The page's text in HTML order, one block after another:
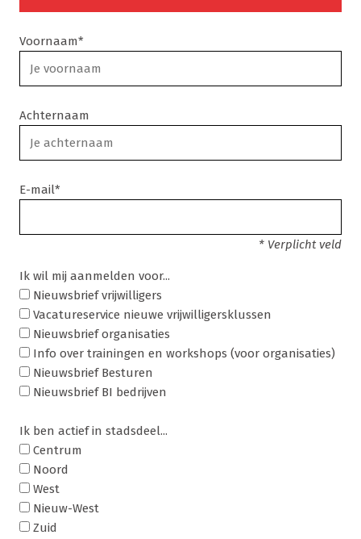
Voornaam*
Achternaam
E-mail*
* Verplicht veld
Ik wil mij aanmelden voor...
Nieuwsbrief vrijwilligers
Vacatureservice nieuwe vrijwilligersklussen
Nieuwsbrief organisaties
Info over trainingen en workshops (voor organisaties)
Nieuwsbrief Besturen
Nieuwsbrief BI bedrijven
Ik ben actief in stadsdeel...
Centrum
Noord
West
Nieuw-West
Zuid